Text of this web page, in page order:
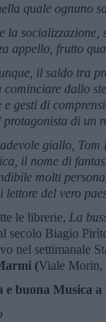
quale ognuno
la socializzazione,
appello, frutto
il saldo tra
cominciare dallo
e gesti di
protagonista di un
giallo,
il nome di
molti
lettore del vero
le librerie, La
secolo Biagio
nel settimanale
(Viale Morin,
e buona Musica